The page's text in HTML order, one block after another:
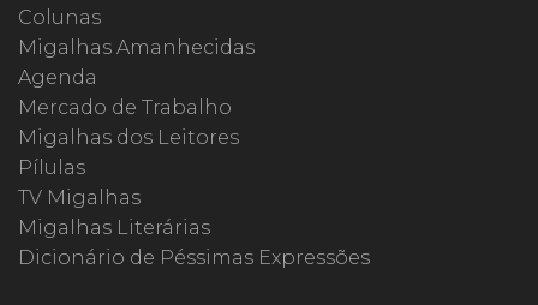
Colunas
Migalhas Amanhecidas
Agenda
Mercado de Trabalho
Migalhas dos Leitores
Pílulas
TV Migalhas
Migalhas Literárias
Dicionário de Péssimas Expressões